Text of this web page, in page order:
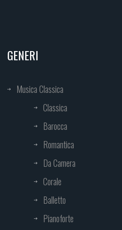
GENERI
Musica Classica
Classica
Barocca
Romantica
Da Camera
Corale
Balletto
Pianoforte